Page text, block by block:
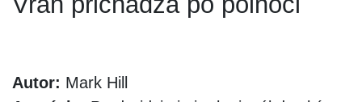
Autor: Mark Hill